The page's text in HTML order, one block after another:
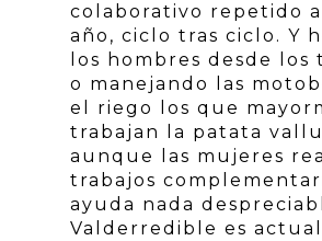
colaborativo repetido
año, ciclo tras ciclo. Y
los hombres desde los
o manejando las
el riego los que
trabajan la patata
aunque las mujeres
trabajos
ayuda nada
Valderredible es